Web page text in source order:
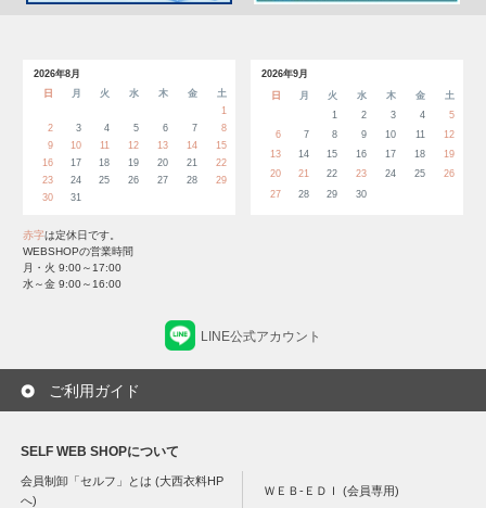
2026年8月
日
月 火 水 木 金
土
1
2
3 4 5 6 7
8
9
10 11 12 13 14
15
16
17 18 19 20 21
22
23
24 25 26 27 28
29
30
31
2026年9月
日
月 火 水 木 金
土
1
2 3 4
5
6
7 8 9 10 11
12
13
14 15 16 17 18
19
20
21 22 23 24 25
26
27
28 29 30
赤字は定休日です。
WEBSHOPの営業時間
月・火 9:00～17:00
水～金 9:00～16:00
LINE公式アカウント
ご利用ガイド
SELF WEB SHOPについて
会員制卸「セルフ」とは (大西衣料HP
へ)
ＷＥＢ-ＥＤＩ (会員専用)